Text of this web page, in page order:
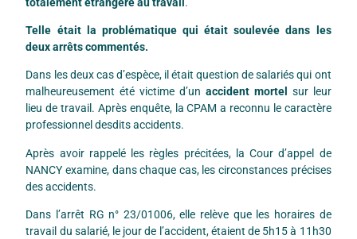
Telle était la problématique qui était soulevée dans les
deux arrêts commentés.
Dans les deux cas d’espèce, il était question de salariés qui ont
malheureusement été victime d’un accident mortel
sur leur
lieu de travail. Après enquête, la CPAM a reconnu le caractère
professionnel desdits accidents.
Après avoir rappelé les règles précitées, la Cour d’appel de
NANCY examine, dans chaque cas, les circonstances précises
des accidents.
Dans l’arrêt RG n° 23/01006, elle relève que les horaires de
travail du salarié, le jour de l’accident, étaient de 5h15 à 11h30